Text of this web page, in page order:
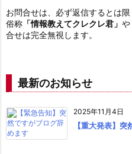
お問合せは、必ず返信するとは限
俗称 「情報教えてクレクレ君」 や
合せは完全無視します。
最新のお知らせ
2025年11月4日
【重大発表】突